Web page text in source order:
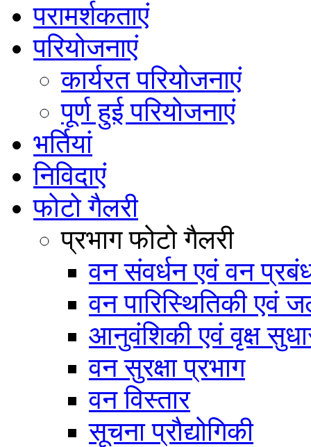
परामर्शकताएं
परियोजनाएं
कार्यरत परियोजनाएं
पूर्ण हुई परियोजनाएं
भर्तियां
निविदाएं
फोटो गैलरी
प्रभाग फोटो गैलरी
वन संवर्धन एवं वन
वन पारिस्थितिकी एवं
आनुवंशिकी एवं वृक्ष
वन सुरक्षा प्रभाग
वन विस्तार
सूचना प्रौद्योगिकी